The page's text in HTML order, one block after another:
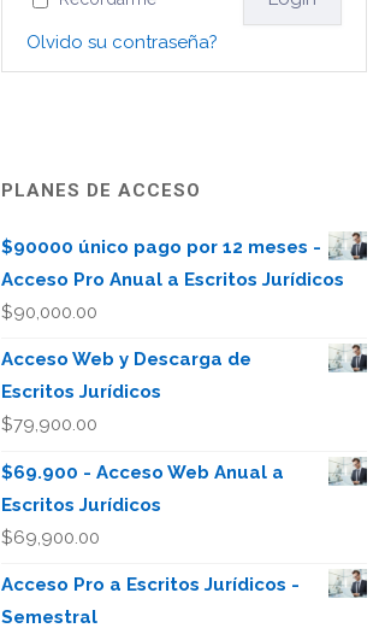
Olvido su contraseña?
PLANES DE ACCESO
$90000 único pago por 12 meses -
Acceso Pro Anual a Escritos Jurídicos
$90,000.00
Acceso Web y Descarga de
Escritos Jurídicos
$79,900.00
$69.900 - Acceso Web Anual a
Escritos Jurídicos
$69,900.00
Acceso Pro a Escritos Jurídicos -
Semestral